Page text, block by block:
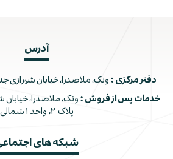
آدرس
دفتر مرکزی : ونک، ملاصدرا، خیابان شیرازی جنوبی،
خدمات پس از فروش : ونک، ملاصدرا، خیابان
پلاک ۲، واحد ۱ شمالی
شبکه های